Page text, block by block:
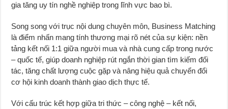
gia tăng uy tín nghề nghiệp trong lĩnh vực bao bì.
Song song với trục nội dung chuyên môn, Business Matching
là điểm nhấn mang tính thương mại rõ nét của sự kiện: nền
tảng kết nối 1:1 giữa người mua và nhà cung cấp trong nước
– quốc tế, giúp doanh nghiệp rút ngắn thời gian tìm kiếm đối
tác, tăng chất lượng cuộc gặp và nâng hiệu quả chuyển đổi
cơ hội kinh doanh thành giao dịch thực tế.
Với cấu trúc kết hợp giữa tri thức – công nghệ – kết nối,